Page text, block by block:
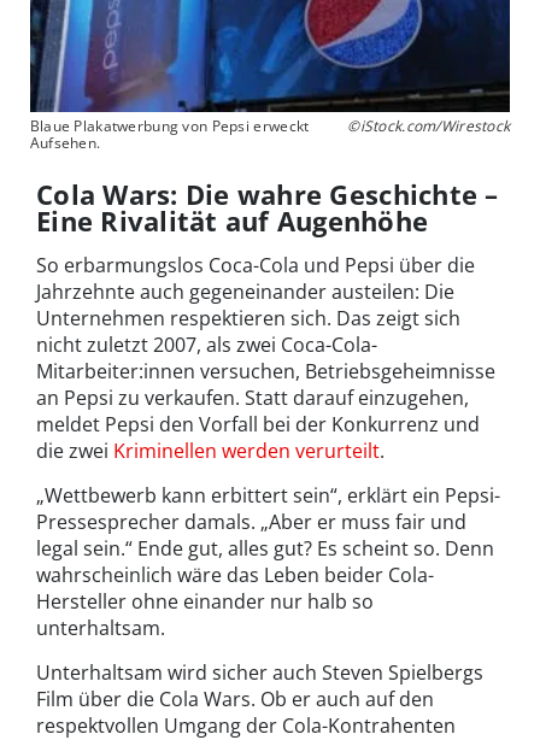
Blaue Plakatwerbung von Pepsi erweckt
Aufsehen.
©iStock.com/Wirestock
Cola Wars: Die wahre Geschichte –
Eine Rivalität auf Augenhöhe
So erbarmungslos Coca-Cola und Pepsi über die
Jahrzehnte auch gegeneinander austeilen: Die
Unternehmen respektieren sich. Das zeigt sich
nicht zuletzt 2007, als zwei Coca-Cola-
Mitarbeiter:innen versuchen, Betriebsgeheimnisse
an Pepsi zu verkaufen. Statt darauf einzugehen,
meldet Pepsi den Vorfall bei der Konkurrenz und
die zwei Kriminellen werden verurteilt.
„Wettbewerb kann erbittert sein“, erklärt ein Pepsi-
Pressesprecher damals. „Aber er muss fair und
legal sein.“ Ende gut, alles gut? Es scheint so. Denn
wahrscheinlich wäre das Leben beider Cola-
Hersteller ohne einander nur halb so
unterhaltsam.
Unterhaltsam wird sicher auch Steven Spielbergs
Film über die Cola Wars. Ob er auch auf den
respektvollen Umgang der Cola-Kontrahenten